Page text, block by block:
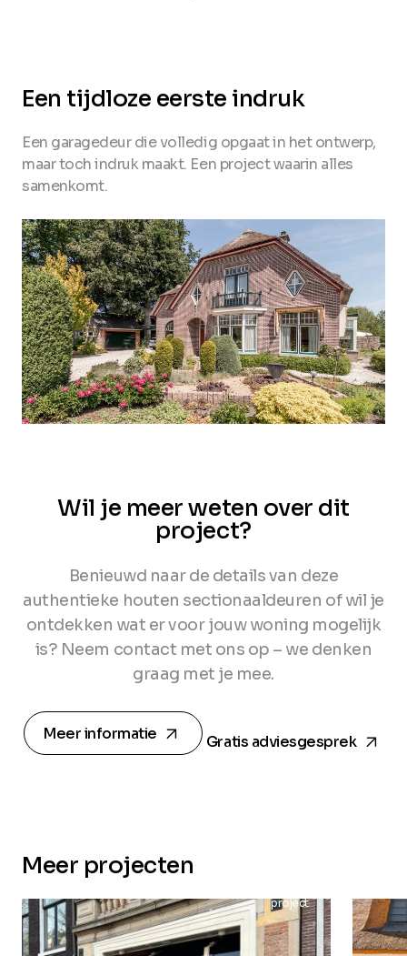
Een tijdloze eerste indruk
Een garagedeur die volledig opgaat in het ontwerp,
maar toch indruk maakt. Een project waarin alles
samenkomt.
Wil je meer weten over dit
project?
Benieuwd naar de details van deze
authentieke houten sectionaaldeuren of wil je
ontdekken wat er voor jouw woning mogelijk
is? Neem contact met ons op – we denken
graag met je mee.
Meer informatiearrow_forward Gratis adviesgesprekarrow_forward
Meer projecten
project